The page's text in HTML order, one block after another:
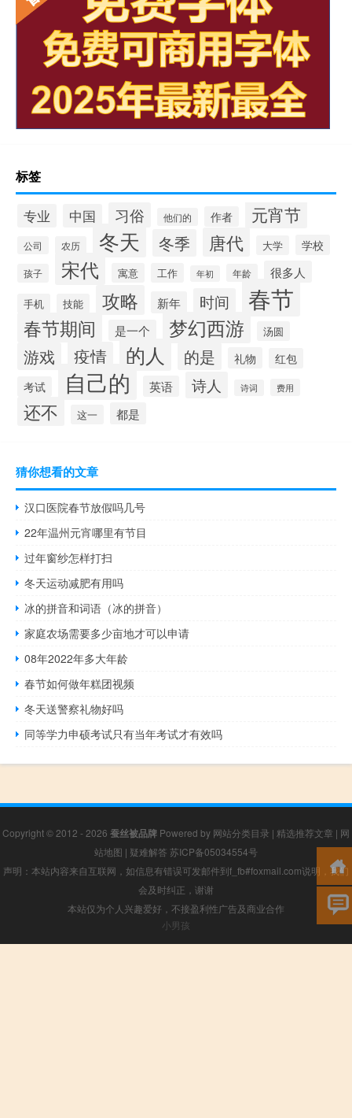
标签
专业 中国 习俗 他们的 作者 元宵节
公司 农历 冬天 冬季 唐代 大学 学校
孩子 宋代 寓意 工作 年初 年龄 很多人
手机 技能 攻略 新年 时间 春节
春节期间 是一个 梦幻西游 汤圆
游戏 疫情 的人 的是 礼物
红包
考试
自己的 英语 诗人 诗词 费用
还不 这一 都是
猜你想看的文章
汉口医院春节放假吗几号
22年温州元宵哪里有节目
过年窗纱怎样打扫
冬天运动减肥有用吗
冰的拼音和词语（冰的拼音）
家庭农场需要多少亩地才可以申请
08年2022年多大年龄
春节如何做年糕团视频
冬天送警察礼物好吗
同等学力申硕考试只有当年考试才有效吗
Copyright © 2012 - 2026 蚕丝被品牌 Powered by 网站分类目录 | 精选推荐文章 | 网
站地图 | 疑难解答 苏ICP备05034554号
声明：本站内容来自互联网，如信息有错误可发邮件到f_fb#foxmail.com说明，我们
会及时纠正，谢谢
本站仅为个人兴趣爱好，不接盈利性广告及商业合作
小男孩